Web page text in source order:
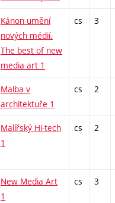
Kánon umění
nových médií.
The best of new
media art 1
cs 3
Malba v
architektuře 1
cs 2
Malířský Hi-tech
1
cs 2
New Media Art
1
cs 3